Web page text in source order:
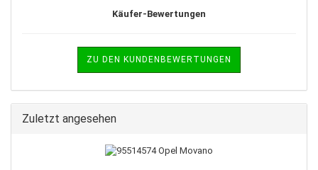
Käufer-Bewertungen
ZU DEN KUNDENBEWERTUNGEN
Zuletzt angesehen